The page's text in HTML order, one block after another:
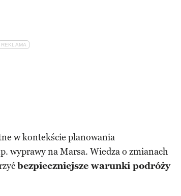
w kontekście planowania
wyprawy na Marsa. Wiedza o zmianach
bezpieczniejsze warunki podróży